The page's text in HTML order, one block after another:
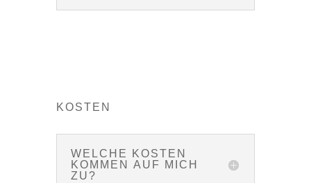
KOSTEN
WELCHE KOSTEN
KOMMEN AUF MICH
ZU?